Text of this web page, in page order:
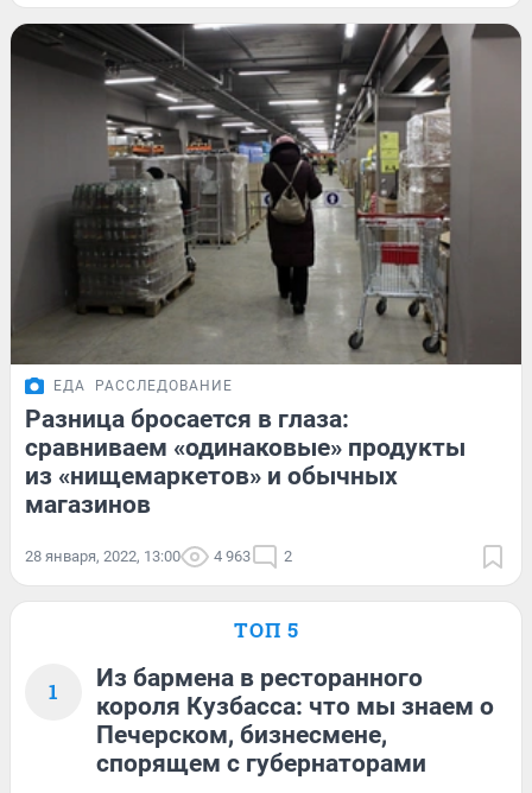
ЕДА РАССЛЕДОВАНИЕ
Разница бросается в глаза:
сравниваем «одинаковые» продукты
из «нищемаркетов» и обычных
магазинов
28 января, 2022, 13:00 4 963 2
ТОП 5
1
Из бармена в ресторанного
короля Кузбасса: что мы знаем о
Печерском, бизнесмене,
спорящем с губернаторами